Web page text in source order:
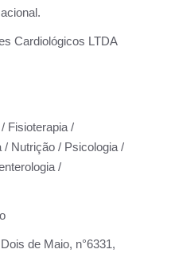
Cardiológicos LTDA
Fisioterapia /
/ Nutrição / Psicologia /
/
de Maio, n°6331,